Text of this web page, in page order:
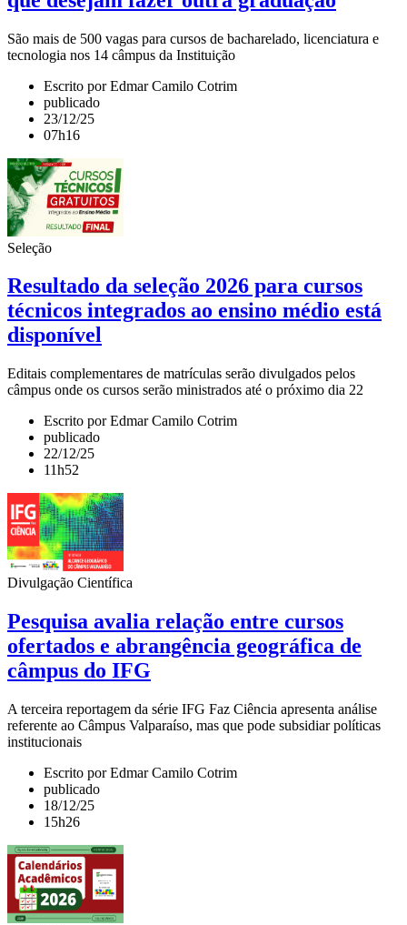
São mais de 500 vagas para cursos de bacharelado, licenciatura e
tecnologia nos 14 câmpus da Instituição
Escrito por Edmar Camilo Cotrim
publicado
23/12/25
07h16
Seleção
Resultado da seleção 2026 para cursos
técnicos integrados ao ensino médio está
disponível
Editais complementares de matrículas serão divulgados pelos
câmpus onde os cursos serão ministrados até o próximo dia 22
Escrito por Edmar Camilo Cotrim
publicado
22/12/25
11h52
Divulgação Científica
Pesquisa avalia relação entre cursos
ofertados e abrangência geográfica de
câmpus do IFG
A terceira reportagem da série IFG Faz Ciência apresenta análise
referente ao Câmpus Valparaíso, mas que pode subsidiar políticas
institucionais
Escrito por Edmar Camilo Cotrim
publicado
18/12/25
15h26